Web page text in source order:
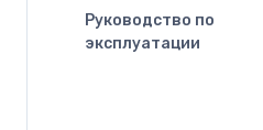
Руководство по
эксплуатации